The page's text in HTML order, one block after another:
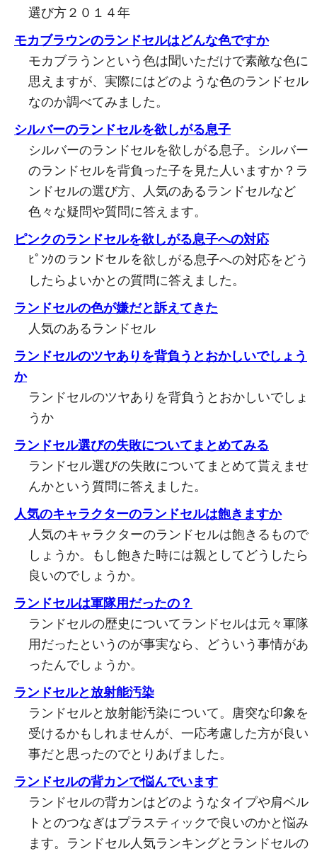
選び方２０１４年
モカブラウンのランドセルはどんな色ですか
モカブラうンという色は聞いただけで素敵な色に
思えますが、実際にはどのような色のランドセル
なのか調べてみました。
シルバーのランドセルを欲しがる息子
シルバーのランドセルを欲しがる息子。シルバー
のランドセルを背負った子を見た人いますか？ラ
ンドセルの選び方、人気のあるランドセルなど
色々な疑問や質問に答えます。
ピンクのランドセルを欲しがる息子への対応
ﾋﾟﾝｸのランドセルを欲しがる息子への対応をどう
したらよいかとの質問に答えました。
ランドセルの色が嫌だと訴えてきた
人気のあるランドセル
ランドセルのツヤありを背負うとおかしいでしょう
か
ランドセルのツヤありを背負うとおかしいでしょ
うか
ランドセル選びの失敗についてまとめてみる
ランドセル選びの失敗についてまとめて貰えませ
んかという質問に答えました。
人気のキャラクターのランドセルは飽きますか
人気のキャラクターのランドセルは飽きるもので
しょうか。もし飽きた時には親としてどうしたら
良いのでしょうか。
ランドセルは軍隊用だったの？
ランドセルの歴史についてランドセルは元々軍隊
用だったというのが事実なら、どういう事情があ
ったんでしょうか。
ランドセルと放射能汚染
ランドセルと放射能汚染について。唐突な印象を
受けるかもしれませんが、一応考慮した方が良い
事だと思ったのでとりあげました。
ランドセルの背カンで悩んでいます
ランドセルの背カンはどのようなタイプや肩ベル
トとのつなぎはプラスティックで良いのかと悩み
ます。ランドセル人気ランキングとランドセルの